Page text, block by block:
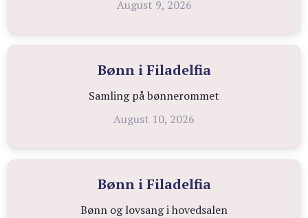
August 9, 2026
Bønn i Filadelfia
Samling på bønnerommet
August 10, 2026
Bønn i Filadelfia
Bønn og lovsang i hovedsalen